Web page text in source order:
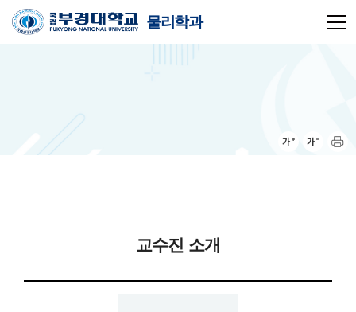
물리학과
교수진 소개